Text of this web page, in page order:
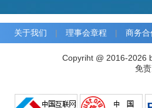
关于我们 | 理事会章程 | 商务合
Copyriht @ 2016-2026
免责